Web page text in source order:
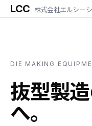
LCC 株式会社エルシー
DIE MAKING
抜型製
へ。